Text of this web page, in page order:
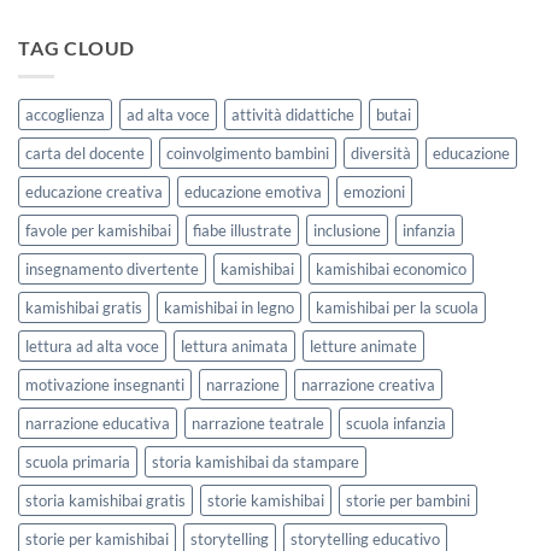
Settembre
2026
lavorare
sull’accoglienza
a
scuola
TAG CLOUD
accoglienza ad alta voce attività didattiche
butai
carta del docente
coinvolgimento bambini diversità
educazione
educazione creativa
educazione emotiva
emozioni
favole per kamishibai
fiabe illustrate inclusione
infanzia
insegnamento divertente
kamishibai
kamishibai economico
kamishibai gratis
kamishibai in legno
kamishibai per la scuola
lettura ad alta voce
lettura animata
letture animate
motivazione insegnanti
narrazione
narrazione creativa
narrazione educativa
narrazione teatrale
scuola infanzia
scuola primaria
storia kamishibai da stampare
storia kamishibai gratis
storie kamishibai
storie per bambini
storie per kamishibai
storytelling
storytelling educativo